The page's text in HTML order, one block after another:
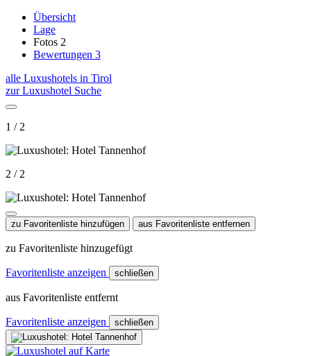
Übersicht
Lage
Fotos 2
Bewertungen 3
alle Luxushotels in Tirol
zur Luxushotel Suche
1 / 2
2 / 2
zu Favoritenliste hinzufügen aus Favoritenliste entfernen
zu Favoritenliste hinzugefügt
Favoritenliste anzeigen schließen
aus Favoritenliste entfernt
Favoritenliste anzeigen schließen